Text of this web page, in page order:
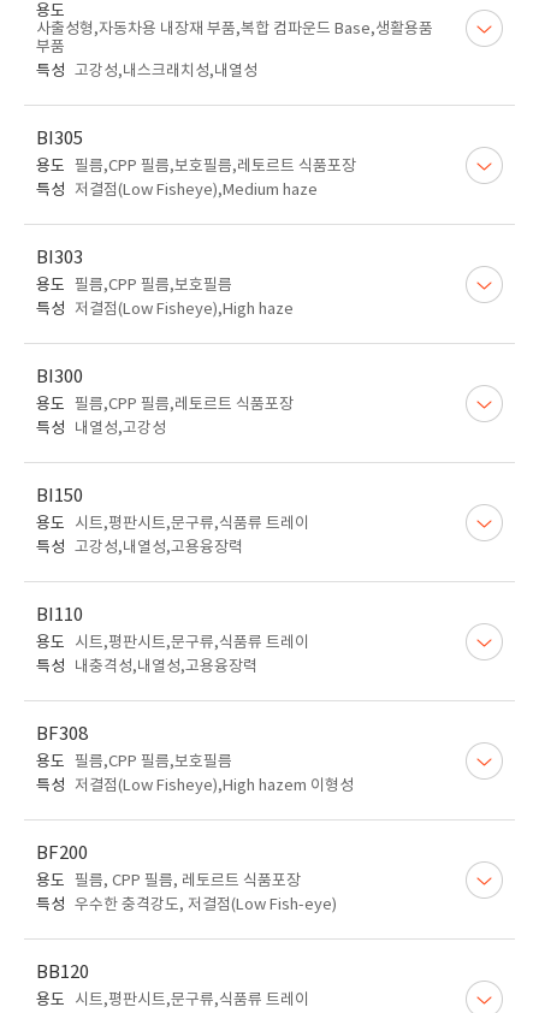
용도
사출성형,자동차용 내장재 부품,복합 컴파운드 Base,생활용품
부품
특성 고강성,내스크래치성,내열성
BI305
용도 필름,CPP 필름,보호필름,레토르트 식품포장
특성
저결점(Low Fisheye),Medium haze
BI303
용도 필름,CPP 필름,보호필름
특성
저결점(Low Fisheye),High haze
BI300
용도 필름,CPP 필름,레토르트 식품포장
특성
내열성,고강성
BI150
용도
시트,평판시트,문구류,식품류 트레이
특성 고강성,내열성,고용융장력
BI110
용도
시트,평판시트,문구류,식품류 트레이
특성
내충격성,내열성,고용융장력
BF308
용도 필름,CPP 필름,보호필름
특성
저결점(Low Fisheye),High hazem 이형성
BF200
용도 필름, CPP 필름, 레토르트 식품포장
특성 우수한 충격강도, 저결점(Low Fish-eye)
BB120
용도
시트,평판시트,문구류,식품류 트레이